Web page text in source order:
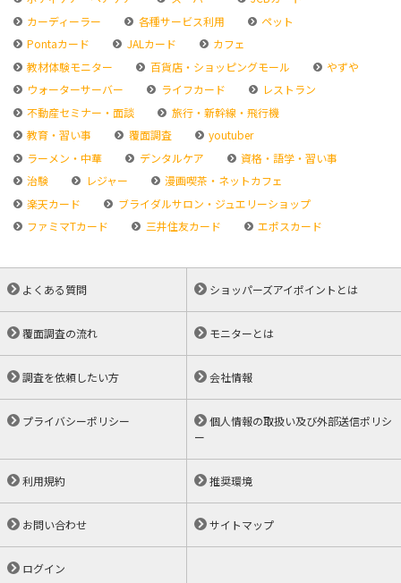
カーディーラー
各種サービス利用
ペット
Pontaカード
JALカード
カフェ
教材体験モニター
百貨店・ショッピングモール
やずや
ウォーターサーバー
ライフカード
レストラン
不動産セミナー・面談
旅行・新幹線・飛行機
教育・習い事
覆面調査
youtuber
ラーメン・中華
デンタルケア
資格・語学・習い事
治験
レジャー
漫画喫茶・ネットカフェ
楽天カード
ブライダルサロン・ジュエリーショップ
ファミマTカード
三井住友カード エポスカード
よくある質問 ショッパーズアイポイントとは
覆面調査の流れ モニターとは
調査を依頼したい方 会社情報
プライバシーポリシー
個人情報の取扱い及び外部送信ポリシ
ー
利用規約 推奨環境
お問い合わせ サイトマップ
ログイン